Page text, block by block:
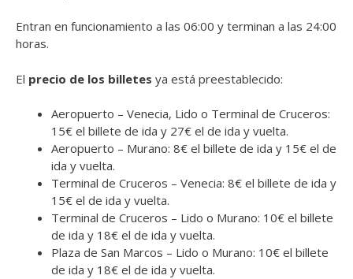
Entran en funcionamiento a las 06:00 y terminan a las 24:00
horas.
El precio de los billetes ya está preestablecido:
Aeropuerto – Venecia, Lido o Terminal de Cruceros:
15€ el billete de ida y 27€ el de ida y vuelta.
Aeropuerto – Murano: 8€ el billete de ida y 15€ el de
ida y vuelta.
Terminal de Cruceros – Venecia: 8€ el billete de ida y
15€ el de ida y vuelta.
Terminal de Cruceros – Lido o Murano: 10€ el billete
de ida y 18€ el de ida y vuelta.
Plaza de San Marcos – Lido o Murano: 10€ el billete
de ida y 18€ el de ida y vuelta.